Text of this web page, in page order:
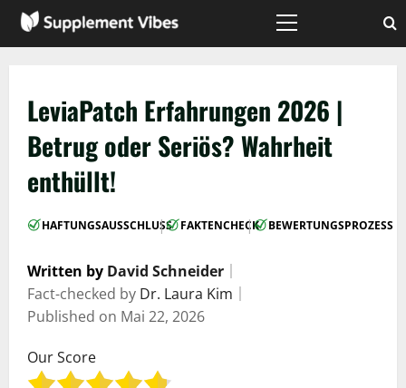
Zum
Inhalt
Hauptmenü
LeviaPatch Erfahrungen 2026 |
Betrug oder Seriös? Wahrheit
enthüllt!
HAFTUNGSAUSSCHLUSS
| FAKTENCHECK
| BEWERTUNGSPROZESS
Written by David Schneider
Fact-checked by Dr. Laura Kim
Published on Mai 22, 2026
Our Score